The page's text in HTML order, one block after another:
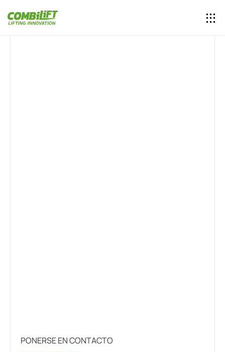
PONERSE EN CONTACTO